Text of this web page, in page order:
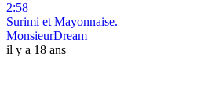
2:58
Surimi et Mayonnaise.
MonsieurDream
il y a 18 ans